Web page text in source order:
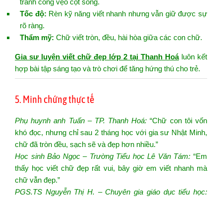
Tốc độ: Rèn kỹ năng viết nhanh nhưng vẫn giữ được sự
rõ ràng.
Thẩm mỹ: Chữ viết tròn, đều, hài hòa giữa các con chữ.
Gia sư luyện viết chữ đẹp lớp 2 tại Thanh Hoáluôn kết
hợp bài tập sáng tạo và trò chơi để tăng hứng thú cho trẻ.
5. Minh chứng thực tế
Phụ huynh anh Tuấn – TP. Thanh Hoá: “Chữ con tôi vốn
khó đọc, nhưng chỉ sau 2 tháng học với gia sư Nhật Minh,
chữ đã tròn đều, sạch sẽ và đẹp hơn nhiều.”
Học sinh Bảo Ngọc – Trường Tiểu học Lê Văn Tám: “Em
thấy học viết chữ đẹp rất vui, bây giờ em viết nhanh mà
chữ vẫn đẹp.”
PGS.TS Nguyễn Thị H. – Chuyên gia giáo dục tiểu học: